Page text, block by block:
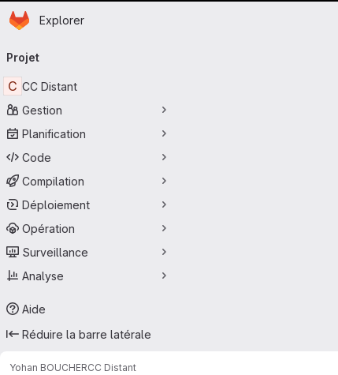
Passer au contenu principal
Page d'accueil
Explorer
principale
Projet
C CC Distant
Gestion
Planification
Code
Compilation
Déploiement
Opération
Surveillance
Analyse
Aide
Réduire la barre latérale
Yohan BOUCHERCC Distant